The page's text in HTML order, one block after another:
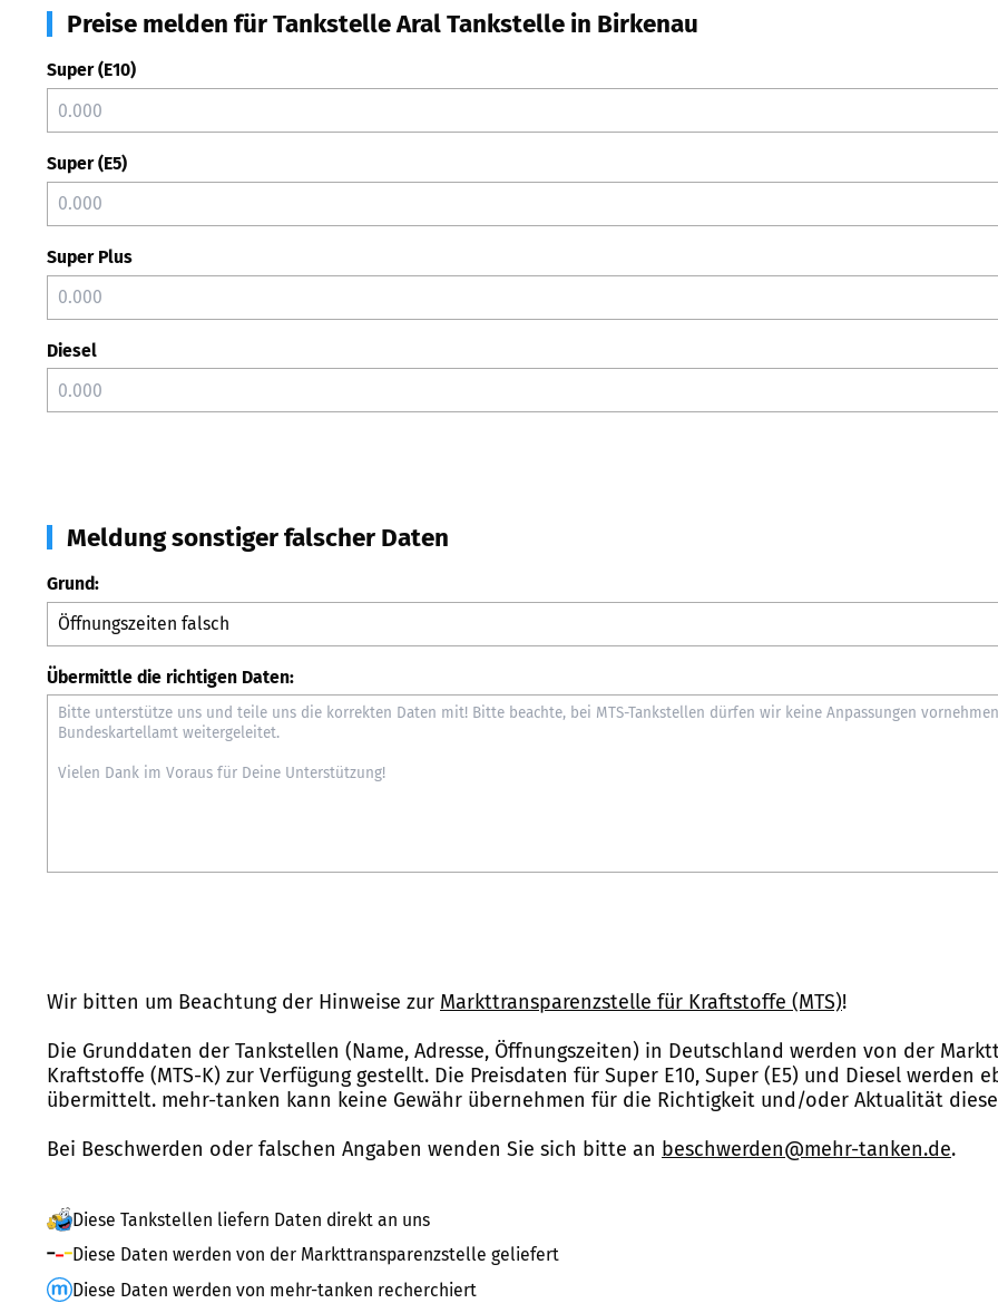
Preise melden für Tankstelle Aral Tankstelle in Birkenau
Super (E10)
Super (E5)
Super Plus
Diesel
Meldung sonstiger falscher Daten
Grund:
Übermittle die richtigen Daten:
Wir bitten um Beachtung der Hinweise zur Markttransparenzstelle für Kraftstoffe (MTS)!
Die Grunddaten der Tankstellen (Name, Adresse, Öffnungszeiten) in Deutschland werden von der
Kraftstoffe (MTS-K) zur Verfügung gestellt. Die Preisdaten für Super E10, Super (E5) und Diesel werden
übermittelt. mehr-tanken kann keine Gewähr übernehmen für die Richtigkeit und/oder Aktualität
Bei Beschwerden oder falschen Angaben wenden Sie sich bitte an beschwerden@mehr-tanken.de.
Diese Tankstellen liefern Daten direkt an uns
Diese Daten werden von der Markttransparenzstelle geliefert
Diese Daten werden von mehr-tanken recherchiert